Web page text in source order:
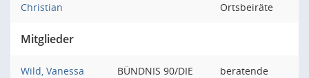
Christian
Ortsbeiräte
Mitglieder
Wild, Vanessa
BÜNDNIS 90/DIE
beratende